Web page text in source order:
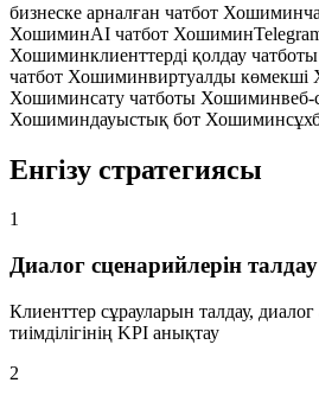
бизнеске арналған чатбот Хошимин
ХошиминAI чатбот Хошимин
Хошиминклиенттерді қолдау
чатбот Хошиминвиртуалды
Хошиминсату чатботы Хошиминвеб-
Хошиминдауыстық бот Хошимин
Енгізу стратегиясы
1
Диалог сценарийлерін талдау
Клиенттер сұрауларын талдау,
тиімділігінің KPI анықтау
2